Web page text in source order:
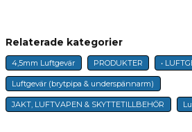
name
Namn
Relaterade kategorier
4,5mm Luftgevär PRODUKTER •
Luftgevär (brytpipa & underspännarm)
JAKT, LUFTVAPEN & SKYTTETILLBEHÖR